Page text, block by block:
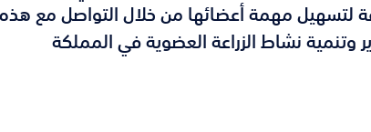
لتسهيل مهمة أعضائها من خلال التواصل مع
نشاط الزراعة العضوية في المملكة